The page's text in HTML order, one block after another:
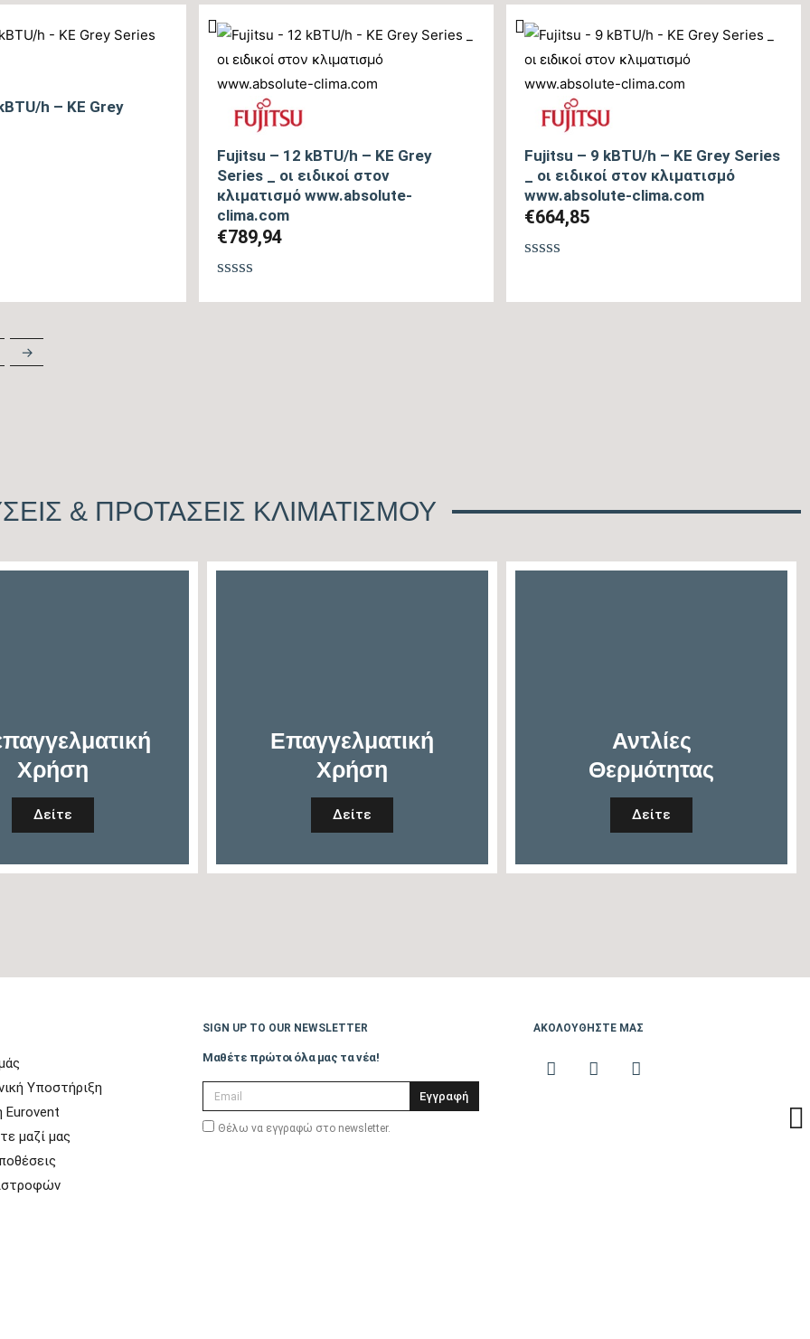
0
από
0
από
h – KE Grey
Fujitsu – 12 kBTU/h – KE Grey
Series _ οι ειδικοί στον
κλιματισμό www.absolute-
clima.com
€789,94
Fujitsu – 9 kBTU/h – KE Grey Series
_ οι ειδικοί στον κλιματισμό
www.absolute-clima.com
€664,85
0
→
& ΠΡΟΤΑΣΕΙΣ ΚΛΙΜΑΤΙΣΜΟΥ
Χρήση
Δείτε
Επαγγελματική
Χρήση
Δείτε
Αντλίες
Θερμότητας
Δείτε
Υποστήριξη
Eurovent
μαζί μας
SIGN UP TO OUR NEWSLETTER
Μαθέτε πρώτοι όλα μας τα νέα!
Θέλω να εγγραφώ στο newsletter.
Εγγραφή
ΑΚΟΛΟΥΘΗΣΤΕ ΜΑΣ